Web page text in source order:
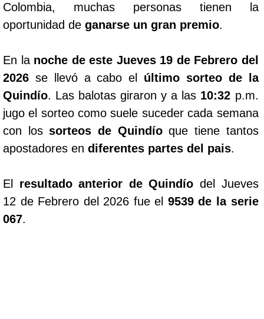
Colombia, muchas personas tienen la
oportunidad de ganarse un gran premio.
En la noche de este Jueves 19 de Febrero del
2026 se llevó a cabo el último sorteo de la
Quindío. Las balotas giraron y a las 10:32 p.m.
jugo el sorteo como suele suceder cada semana
con lossorteos de Quindíoque tiene tantos
apostadores en diferentes partes del pais.
El resultado anterior de Quindío del Jueves
12 de Febrero del 2026 fue el 9539 de la serie
067.